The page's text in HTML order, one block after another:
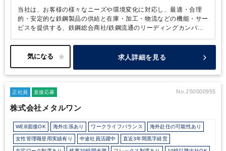
当社は、お客様の様々なニーズや環境変化に対応し、最適・合理
的・安定的な鉄鋼製品の供給と在庫・加工・物流などの機能・サー
ビスを提供する、鉄鋼総合商社/鉄鋼流通のリーディングカンパニ
国内外に幅広く網羅したネットワークが強みです。これらの国際的
ネットワークを活用し、金属マーケットだけでなく両親会社とも情
を続けています。
求人詳細を見る
正社員 直接応募 No.JS0000955
株式会社メタルワン
WEB面接OK 海外出張あり ワークライフバランス 海外赴任の可能性あり
女性管理職登用実績有り 中途社員活躍中 直近3年間黒字経営